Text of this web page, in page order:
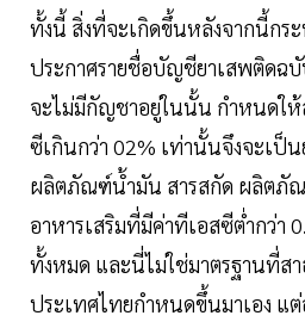
ทั้งนี้ สิ่งที่จะเกิดขึ้นหลังจากนี้กร
ประกาศรายชื่อบัญชียาเสพติดฉ
จะไม่มีกัญชาอยู่ในนั้น กำหนดใ
ซีเกินกว่า 02% เท่านั้นจึงจะเป็
ผลิตภัณฑ์น้ำมัน สารสกัด ผลิตภัณ
อาหารเสริมที่มีค่าทีเอสซีต่ำกว่า
ทั้งหมด และนี่ไม่ใช่มาตรฐานที่ส
ประเทศไทยกำหนดขึ้นมาเอง แ